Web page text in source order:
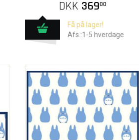
DKK 36900
Få på lager!
Afs.:1-5 hverdage